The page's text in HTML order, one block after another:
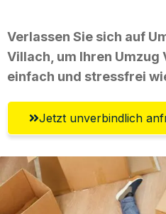
Verlassen Sie sich auf
Villach, um Ihren Umzug
einfach und stressfrei
Jetzt unverbindlich